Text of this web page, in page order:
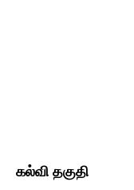
கல்வி தகுதி